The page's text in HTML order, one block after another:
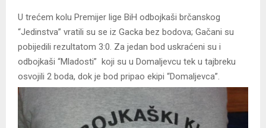
U trećem kolu Premijer lige BiH odbojkaši brčanskog
“Jedinstva” vratili su se iz Gacka bez bodova; Gačani su
pobijedili rezultatom 3:0. Za jedan bod uskraćeni su i
odbojkaši “Mladosti” koji su u Domaljevcu tek u tajbreku
osvojili 2 boda, dok je bod pripao ekipi “Domaljevca”.